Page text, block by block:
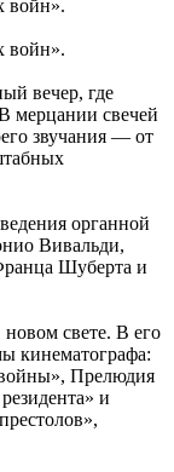
вечер, где
мерцании свечей
звучания — от
органной
Вивальди,
Шуберта и
новом свете. В его
кинематографа:
Прелюдия
и